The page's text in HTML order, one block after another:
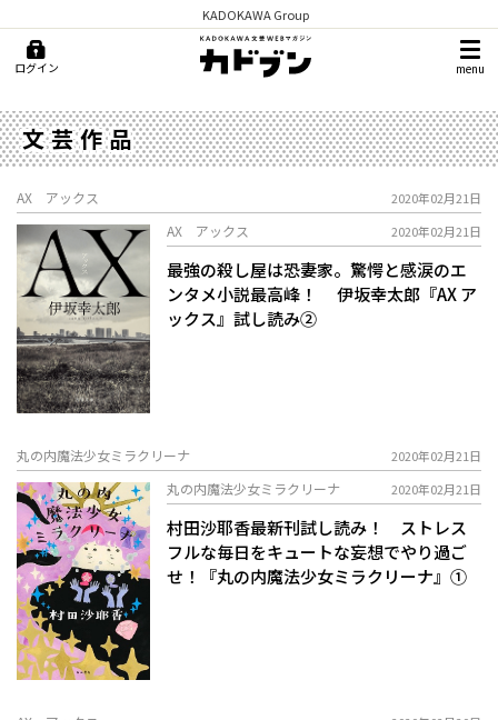
KADOKAWA Group
ログイン menu
文芸作品
AX アックス 2020年02月21日
AX アックス 2020年02月21日
最強の殺し屋は――恐妻家。驚愕と感涙のエ
ンタメ小説最高峰！ 伊坂幸太郎『AX ア
ックス』試し読み②
丸の内魔法少女ミラクリーナ 2020年02月21日
丸の内魔法少女ミラクリーナ 2020年02月21日
村田沙耶香最新刊試し読み！ ストレス
フルな毎日をキュートな妄想でやり過ご
せ！『丸の内魔法少女ミラクリーナ』①